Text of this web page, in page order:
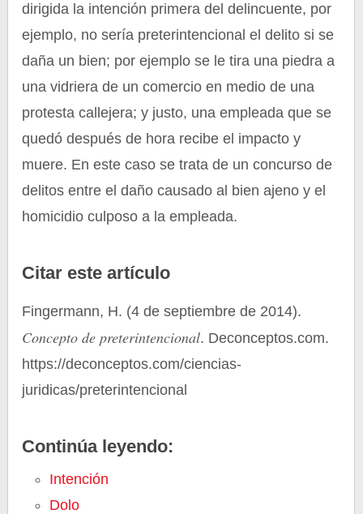
dirigida la intención primera del delincuente, por
ejemplo, no sería preterintencional el delito si se
daña un bien; por ejemplo se le tira una piedra a
una vidriera de un comercio en medio de una
protesta callejera; y justo, una empleada que se
quedó después de hora recibe el impacto y
muere. En este caso se trata de un concurso de
delitos entre el daño causado al bien ajeno y el
homicidio culposo a la empleada.
Citar este artículo
Fingermann, H. (4 de septiembre de 2014).
Concepto de preterintencional. Deconceptos.com.
https://deconceptos.com/ciencias-
juridicas/preterintencional
Continúa leyendo:
Intención
Dolo